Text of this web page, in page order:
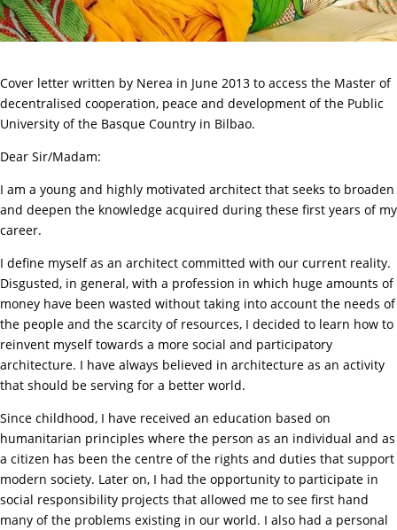
Cover letter written by Nerea in June 2013 to access the Master of
decentralised cooperation, peace and development of the Public
University of the Basque Country in Bilbao.
Dear Sir/Madam:
I am a young and highly motivated architect that seeks to broaden
and deepen the knowledge acquired during these first years of my
career.
I define myself as an architect committed with our current reality.
Disgusted, in general, with a profession in which huge amounts of
money have been wasted without taking into account the needs of
the people and the scarcity of resources, I decided to learn how to
reinvent myself towards a more social and participatory
architecture. I have always believed in architecture as an activity
that should be serving for a better world.
Since childhood, I have received an education based on
humanitarian principles where the person as an individual and as
a citizen has been the centre of the rights and duties that support
modern society. Later on, I had the opportunity to participate in
social responsibility projects that allowed me to see first hand
many of the problems existing in our world. I also had a personal